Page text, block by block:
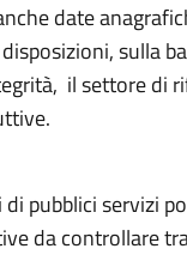
date
sulla
il settore di
pubblici servizi
da controllare